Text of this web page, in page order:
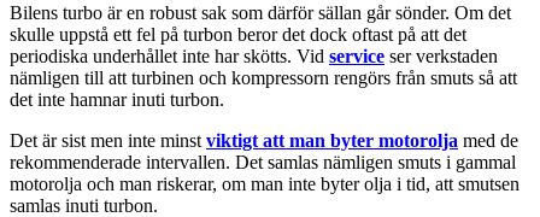
Bilens turbo är en robust sak som därför sällan går sönder. Om det
skulle uppstå ett fel på turbon beror det dock oftast på att det
periodiska underhållet inte har skötts. Vid service ser verkstaden
nämligen till att turbinen och kompressorn rengörs från smuts så att
det inte hamnar inuti turbon.
Det är sist men inte minst viktigt att man byter motorolja med de
rekommenderade intervallen. Det samlas nämligen smuts i gammal
motorolja och man riskerar, om man inte byter olja i tid, att smutsen
samlas inuti turbon.